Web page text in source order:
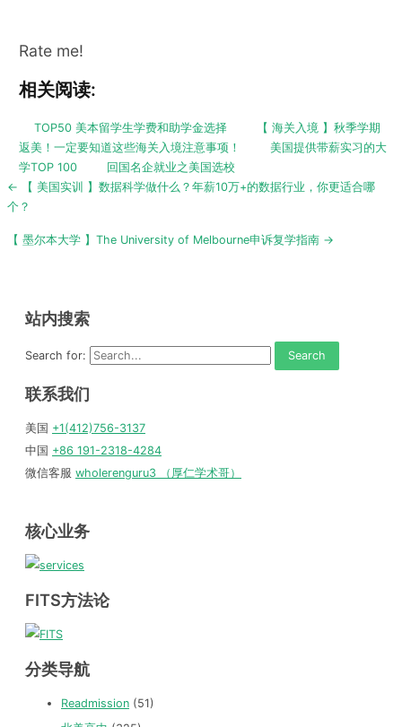
Rate me!
相关阅读:
TOP50 美本留学生学费和助学金选择
【 海关入境 】秋季学期
返美！一定要知道这些海关入境注意事项！
美国提供带薪实习的大
学TOP 100
回国名企就业之美国选校
Post
navigation
← 【 美国实训 】数据科学做什么？年薪10万+的数据行业，你更适合哪
个？
【 墨尔本大学 】The University of Melbourne申诉复学指南 →
站内搜索
Search for:
联系我们
美国 +1(412)756-3137
中国 +86 191-2318-4284
微信客服 wholerenguru3 （厚仁学术哥）
核心业务
FITS方法论
分类导航
Readmission (51)